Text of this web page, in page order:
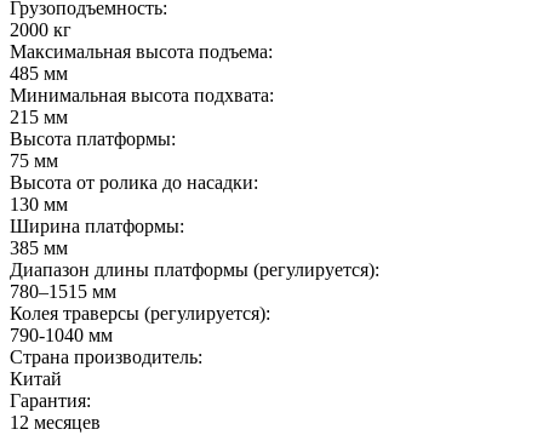
Грузоподъемность:
2000 кг
Максимальная высота подъема:
485 мм
Минимальная высота подхвата:
215 мм
Высота платформы:
75 мм
Высота от ролика до насадки:
130 мм
Ширина платформы:
385 мм
Диапазон длины платформы (регулируется):
780–1515 мм
Колея траверсы (регулируется):
790-1040 мм
Страна производитель:
Китай
Гарантия:
12 месяцев